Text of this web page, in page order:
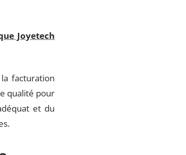
Joyetech
facturation
qualité pour
et du